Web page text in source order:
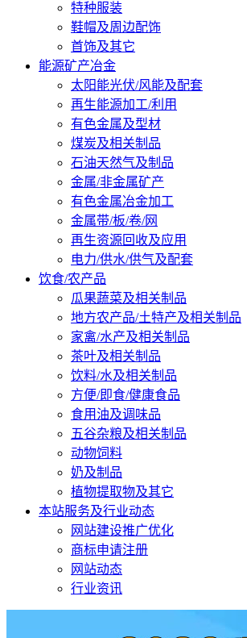
特种服装
鞋帽及周边配饰
首饰及其它
能源矿产冶金
太阳能光伏/风能及配套
再生能源加工/利用
有色金属及型材
煤炭及相关制品
石油天然气及制品
金属/非金属矿产
有色金属冶金加工
金属带/板/卷/网
再生资源回收及应用
电力/供水/供气及配套
饮食/农产品
瓜果蔬菜及相关制品
地方农产品/土特产及相关制品
家禽/水产及相关制品
茶叶及相关制品
饮料/水及相关制品
方便/即食/健康食品
食用油及调味品
五谷杂粮及相关制品
动物饲料
奶及制品
植物提取物及其它
本站服务及行业动态
网站建设推广优化
商标申请注册
网站动态
行业资讯